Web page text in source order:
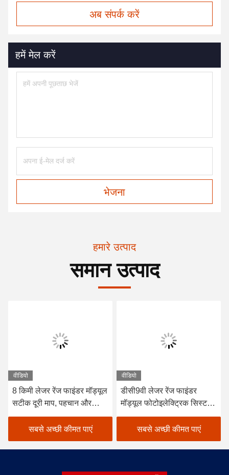
अब संपर्क करें
हमें मेल करें
भेजना
हमारे उत्पाद
समान उत्पाद
वीडियो
8 किमी लेजर रेंज फाइंडर मॉड्यूल
सटीक दूरी माप, पहचान और
स्थानीयकरण
सबसे अच्छी कीमत पाएं
वीडियो
डीसी9वी लेजर रेंज फाइंडर
मॉड्यूल फोटोइलेक्ट्रिक सिस्टम
लक्ष्य दूरी 120g का पता लगाएं,
लेजर दूरी माप
सबसे अच्छी कीमत पाएं